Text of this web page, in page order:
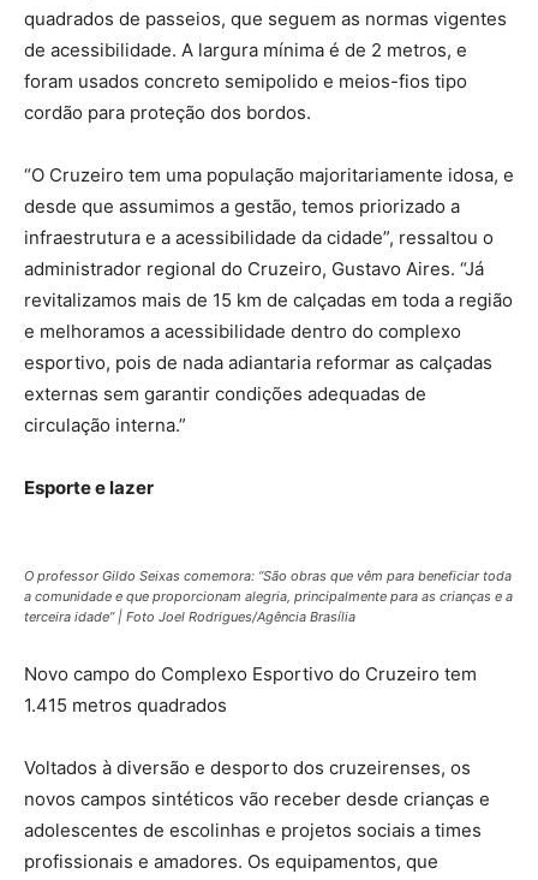
quadrados de passeios, que seguem as normas vigentes
de acessibilidade. A largura mínima é de 2 metros, e
foram usados concreto semipolido e meios-fios tipo
cordão para proteção dos bordos.
“O Cruzeiro tem uma população majoritariamente idosa, e
desde que assumimos a gestão, temos priorizado a
infraestrutura e a acessibilidade da cidade”, ressaltou o
administrador regional do Cruzeiro, Gustavo Aires. “Já
revitalizamos mais de 15 km de calçadas em toda a região
e melhoramos a acessibilidade dentro do complexo
esportivo, pois de nada adiantaria reformar as calçadas
externas sem garantir condições adequadas de
circulação interna.”
Esporte e lazer
O professor Gildo Seixas comemora: “São obras que vêm para beneficiar toda
a comunidade e que proporcionam alegria, principalmente para as crianças e a
terceira idade” | Foto Joel Rodrigues/Agência Brasília
Novo campo do Complexo Esportivo do Cruzeiro tem
1.415 metros quadrados
Voltados à diversão e desporto dos cruzeirenses, os
novos campos sintéticos vão receber desde crianças e
adolescentes de escolinhas e projetos sociais a times
profissionais e amadores. Os equipamentos, que